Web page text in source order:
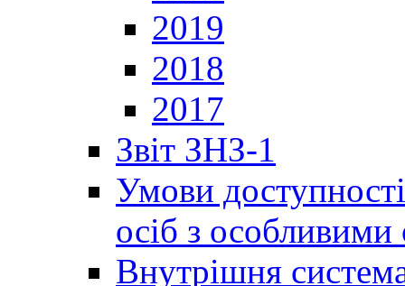
2019
2018
2017
Звіт ЗНЗ-1
Умови
осіб з особливими
Внутрішня